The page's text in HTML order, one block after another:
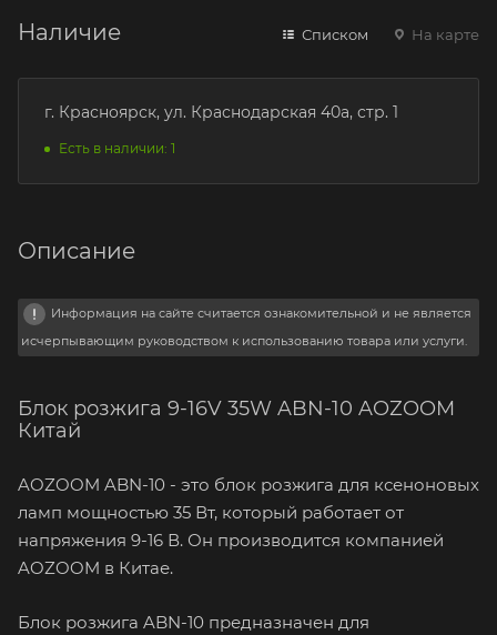
Наличие Списком На карте
г. Красноярск, ул. Краснодарская 40а, стр. 1
Есть в наличии: 1
Описание
Информация на сайте считается ознакомительной и не является
исчерпывающим руководством к использованию товара или услуги.
Блок розжига 9-16V 35W ABN-10 AOZOOM
Китай
AOZOOM ABN-10 - это блок розжига для ксеноновых
ламп мощностью 35 Вт, который работает от
напряжения 9-16 В. Он производится компанией
AOZOOM в Китае.
Блок розжига ABN-10 предназначен для